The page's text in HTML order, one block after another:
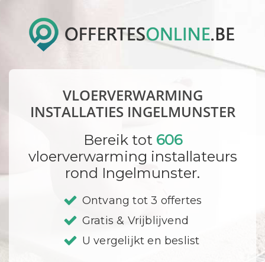
VLOERVERWARMING
INSTALLATIES INGELMUNSTER
Bereik tot 606
vloerverwarming installateurs
rond Ingelmunster.
Ontvang tot 3 offertes
Gratis & Vrijblijvend
U vergelijkt en beslist